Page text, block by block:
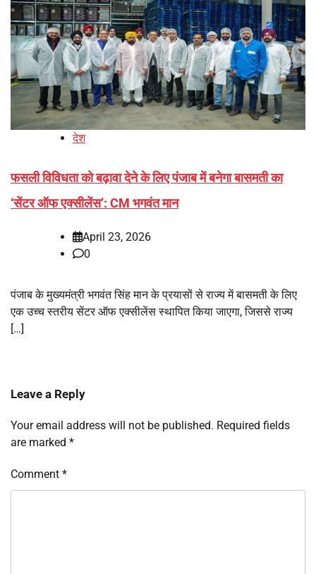
देश
फसली विविधता को बढ़ावा देने के लिए पंजाब में बनेगा बासमती का
‘सेंटर ऑफ एक्सीलेंस’: CM भगवंत मान
April 23, 2026
0
पंजाब के मुख्यमंत्री भगवंत सिंह मान के प्रयासों से राज्य में बासमती के लिए
एक उच्च स्तरीय सेंटर ऑफ एक्सीलेंस स्थापित किया जाएगा, जिससे राज्य
[…]
Leave a Reply
Your email address will not be published. Required fields
are marked *
Comment *